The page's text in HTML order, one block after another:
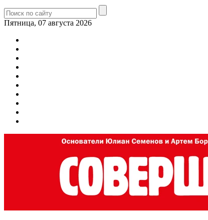
Пятница, 07 августа 2026